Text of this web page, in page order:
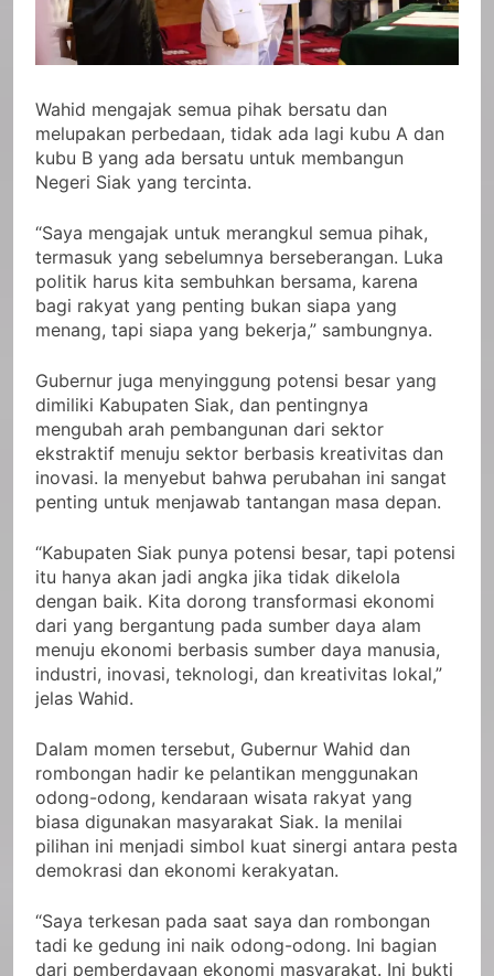
Wahid mengajak semua pihak bersatu dan
melupakan perbedaan, tidak ada lagi kubu A dan
kubu B yang ada bersatu untuk membangun
Negeri Siak yang tercinta.
“Saya mengajak untuk merangkul semua pihak,
termasuk yang sebelumnya berseberangan. Luka
politik harus kita sembuhkan bersama, karena
bagi rakyat yang penting bukan siapa yang
menang, tapi siapa yang bekerja,” sambungnya.
Gubernur juga menyinggung potensi besar yang
dimiliki Kabupaten Siak, dan pentingnya
mengubah arah pembangunan dari sektor
ekstraktif menuju sektor berbasis kreativitas dan
inovasi. Ia menyebut bahwa perubahan ini sangat
penting untuk menjawab tantangan masa depan.
“Kabupaten Siak punya potensi besar, tapi potensi
itu hanya akan jadi angka jika tidak dikelola
dengan baik. Kita dorong transformasi ekonomi
dari yang bergantung pada sumber daya alam
menuju ekonomi berbasis sumber daya manusia,
industri, inovasi, teknologi, dan kreativitas lokal,”
jelas Wahid.
Dalam momen tersebut, Gubernur Wahid dan
rombongan hadir ke pelantikan menggunakan
odong-odong, kendaraan wisata rakyat yang
biasa digunakan masyarakat Siak. Ia menilai
pilihan ini menjadi simbol kuat sinergi antara pesta
demokrasi dan ekonomi kerakyatan.
“Saya terkesan pada saat saya dan rombongan
tadi ke gedung ini naik odong-odong. Ini bagian
dari pemberdayaan ekonomi masyarakat. Ini bukti